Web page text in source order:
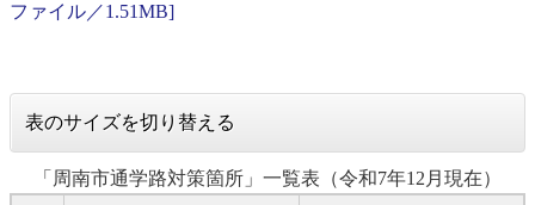
ファイル／1.51MB]
表のサイズを切り替える
「周南市通学路対策箇所」一覧表（令和7年12月現在）